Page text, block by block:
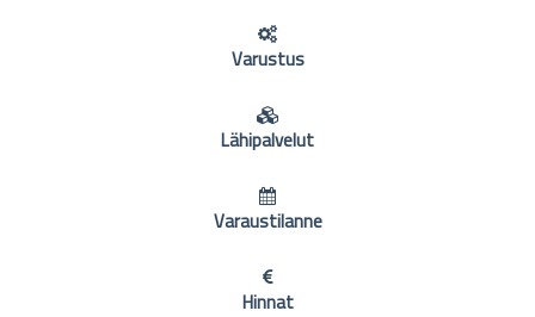
Varustus
Lähipalvelut
Varaustilanne
Hinnat